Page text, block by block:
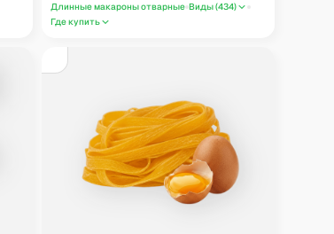
Длинные макароны отварные Виды (434)
Где купить